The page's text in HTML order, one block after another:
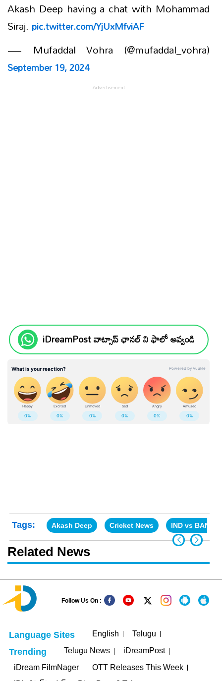
Akash Deep having a chat with Mohammad
Siraj. pic.twitter.com/YjUxMfviAF
— Mufaddal Vohra (@mufaddal_vohra)
September 19, 2024
iDreamPost వాట్సాప్ ఛానల్ ని ఫాలో అవ్వండి
Tags: Akash Deep Cricket News IND vs BAN
Related News
Follow Us On :
Language Sites English Telugu
Trending Telugu News
iDreamPost
iDream FilmNager
OTT Releases This Week